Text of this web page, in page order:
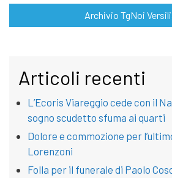
Archivio TgNoi
Articoli recenti
L’Ecoris Viareggio cede con il
sogno scudetto sfuma ai quarti
Dolore e commozione per
Lorenzoni
Folla per il funerale di Paolo